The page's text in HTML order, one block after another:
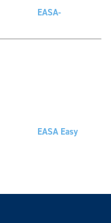
EASA-
EASA Easy